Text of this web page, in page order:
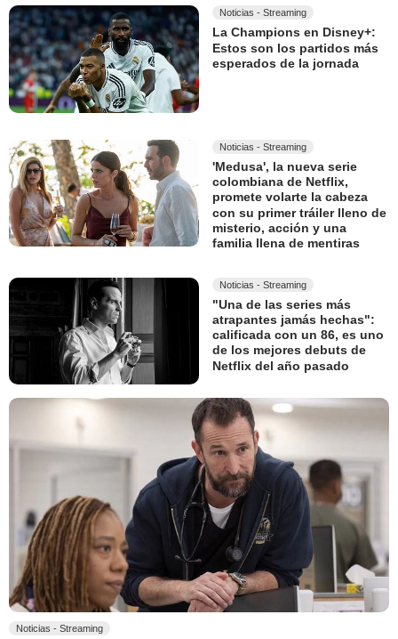
Noticias - Streaming
La Champions en Disney+:
Estos son los partidos más
esperados de la jornada
Noticias - Streaming
'Medusa', la nueva serie
colombiana de Netflix,
promete volarte la cabeza
con su primer tráiler lleno de
misterio, acción y una
familia llena de mentiras
Noticias - Streaming
"Una de las series más
atrapantes jamás hechas":
calificada con un 86, es uno
de los mejores debuts de
Netflix del año pasado
Noticias - Streaming